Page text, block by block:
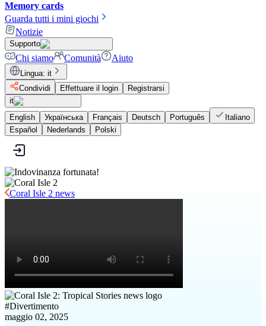
Memory cards
Guarda tutti i mini giochi
Notizie
Supporto
Chi siamo Comunità Aiuto
Lingua: it
Condividi
Effettuare il login
Registrarsi
it
English
Українська Français Deutsch Português
Italiano
Español
Nederlands Polski
Coral Isle 2 news
#Divertimento
maggio 02, 2025